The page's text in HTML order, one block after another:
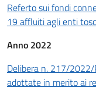
Referto sui fondi
19 affluiti agli enti
Anno 2022
Delibera n. 217/
adottate in merito ai